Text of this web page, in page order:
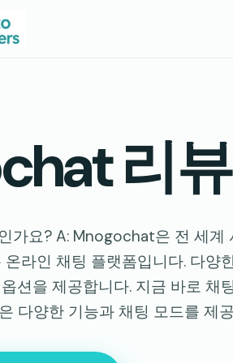
리뷰
가요? A: Mnogochat은 전 세계
라인 채팅 플랫폼입니다. 다양
션을 제공합니다. 지금 바로 채
다양한 기능과 채팅 모드를 제